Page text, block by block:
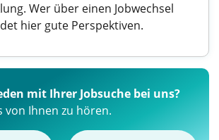
Wer über einen Jobwechsel
hier gute Perspektiven.
mit Ihrer Jobsuche bei uns?
von Ihnen zu hören.